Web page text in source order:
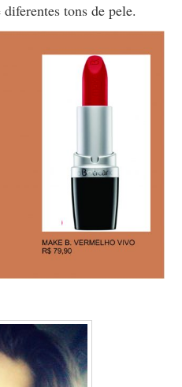
tons de pele.